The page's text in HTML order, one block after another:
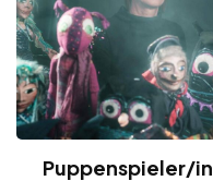
Puppenspieler/in